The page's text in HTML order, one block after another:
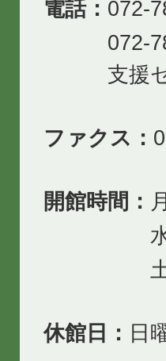
電話： 072-
072-
支援
ファクス：
開館時間：
休館日： 日